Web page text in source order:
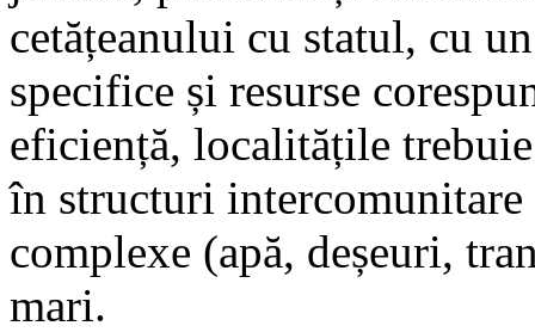
cetățeanului cu statul, cu
specifice și resurse
eficiență, localitățile
în structuri
complexe (apă, deșeuri,
mari.